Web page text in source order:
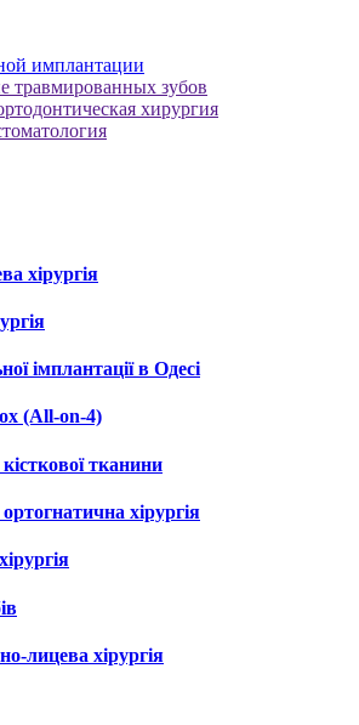
имплантации
травмированных зубов
хирургия
хірургія
імплантації в Одесі
(All-on-4)
тканини
хірургія
лицева хірургія